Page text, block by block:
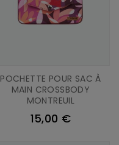
POCHETTE POUR SAC À
MAIN CROSSBODY
MONTREUIL
15,00 €